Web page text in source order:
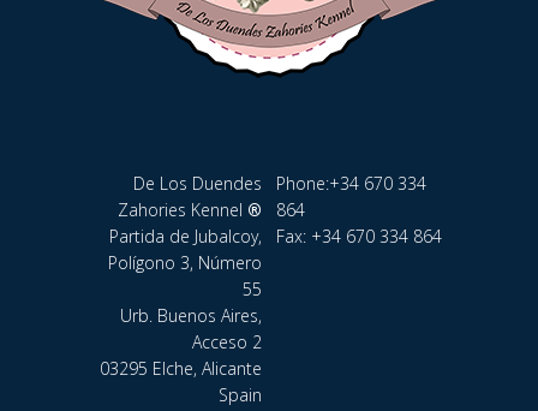
Phone:+34 670 334
864
Fax: +34 670 334 864
De Los Duendes
Zahories Kennel ®
Partida de Jubalcoy,
Polígono 3, Número
55
Urb. Buenos Aires,
Acceso 2
03295 Elche, Alicante
Spain